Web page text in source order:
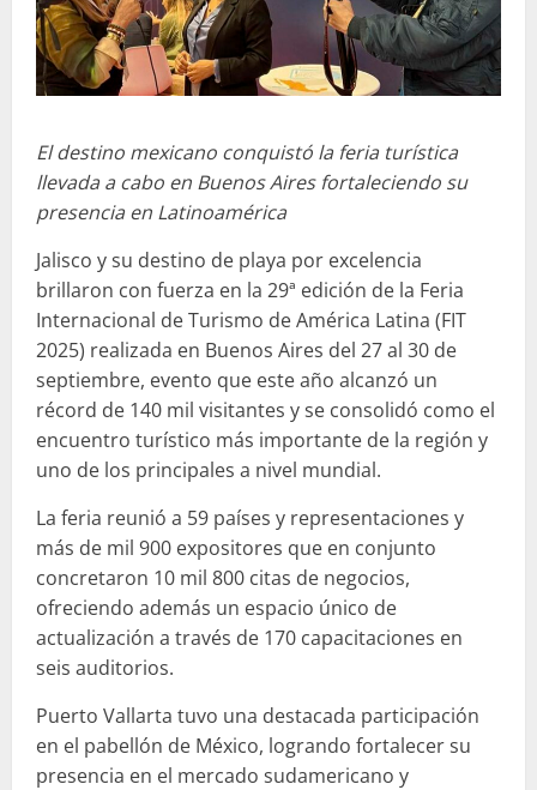
El destino mexicano conquistó la feria turística
llevada a cabo en Buenos Aires fortaleciendo su
presencia en Latinoamérica
Jalisco y su destino de playa por excelencia
brillaron con fuerza en la 29ª edición de la Feria
Internacional de Turismo de América Latina (FIT
2025) realizada en Buenos Aires del 27 al 30 de
septiembre, evento que este año alcanzó un
récord de 140 mil visitantes y se consolidó como el
encuentro turístico más importante de la región y
uno de los principales a nivel mundial.
La feria reunió a 59 países y representaciones y
más de mil 900 expositores que en conjunto
concretaron 10 mil 800 citas de negocios,
ofreciendo además un espacio único de
actualización a través de 170 capacitaciones en
seis auditorios.
Puerto Vallarta tuvo una destacada participación
en el pabellón de México, logrando fortalecer su
presencia en el mercado sudamericano y